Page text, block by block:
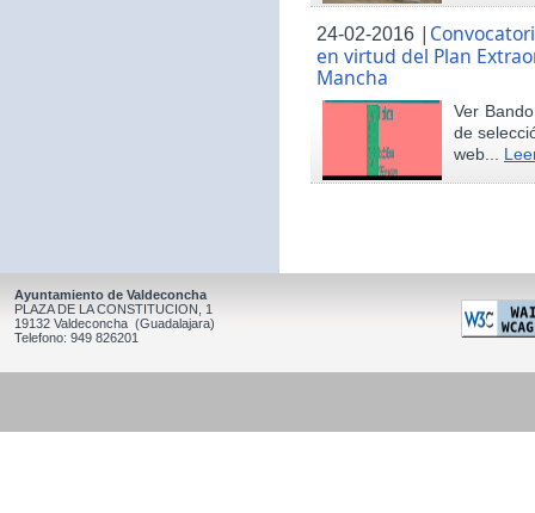
24-02-2016 |
en virtud del Plan
Mancha
Ver
de
web...
Ayuntamiento de Valdeconcha
PLAZA DE LA CONSTITUCION, 1
19132 Valdeconcha (Guadalajara)
Telefono: 949 826201